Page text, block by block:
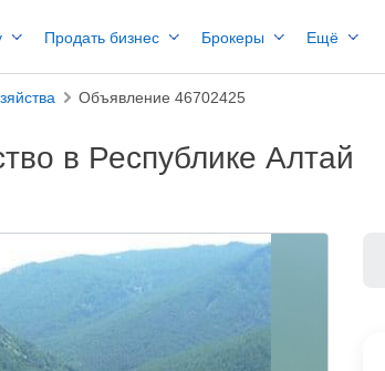
Продать бизнес Брокеры Ещё
Объявление 46702425
в Республике Алтай